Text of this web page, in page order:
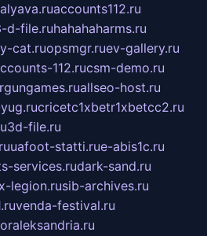
accounts112.ru
d-file.ruhahahaharms.ru
cat.ruopsmgr.ruev-gallery.ru
112.rucsm-demo.ru
allseo-host.ru
cricetc1xbetr1xbetcc2.ru
3d-file.ru
uafoot-statti.rue-abis1c.ru
services.rudark-sand.ru
x-legion.rusib-archives.ru
venda-festival.ru